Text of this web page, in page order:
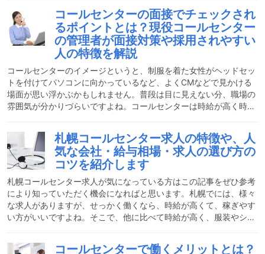
ー管理者の視点から、アルバイトにおすすめのポイントをご紹介し
ます。コールセンターはどんな仕事？コールセンターの仕事は、主
にインバウンドとアウトバウンドに分けられます。二つの仕事の違
いと、特徴をご紹介します。インバウンドお客様からのお問い合わ
せを受け付ける仕事です。例えば通販の注文受付や、会員専用のお
コールセンターの面接でチェックされ
るポイントとは？現役コールセンター
の管理者が面接対策や採用されやすい
人の特徴を解説
コールセンターのイメージというと、制服を着た女性がヘッドセッ
トを付けてパソコンに向かっているなど、よくCMなどで見かける
場面が思い浮かぶかもしれません。普段は目に見えない分、職場の
雰囲気が分かりづらいですよね。コールセンターは時給が高く時間
ないとチャレンジしづらいかもしれません。ここでは、コールセン
ターでの面接でチェックされやすいポイントと、採用されやすい人
についてご紹介します。雇用形態も豊富なコールセンターですが、
特にアルバイトや派遣で働きたいという方には読んでいただきたい
内容です。コールセンター求人の種類についてコールセンターの求
札幌コールセンター求人の特徴や、人
気な会社・給与相場・求人の選び方の
コツを紹介します
札幌コールセンター求人が気になっている方はこの記事をぜひ参考
により知っていただく機会になればと思います。札幌でには、様々
な求人がありますが、せっかく働くなら、時給が高くて、稼ぎやす
い方がいいですよね。そこで、他に比べて時給が高く、服装やシフ
ルセンターのおすすめ企業やメリット、求人選びのコツについてご
コールセンターで働くメリットとは？